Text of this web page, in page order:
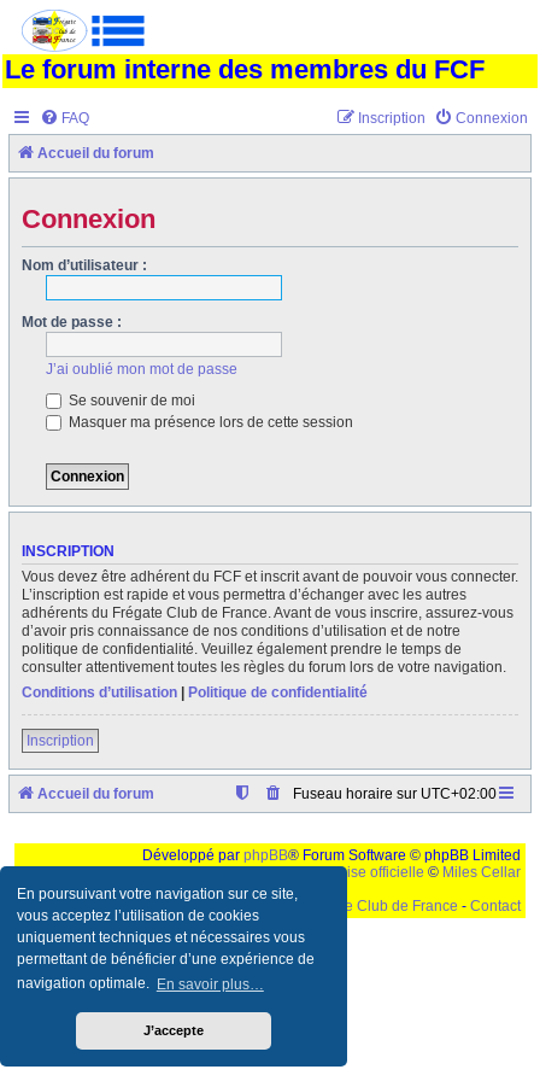
En poursuivant votre navigation sur ce site,
vous acceptez l’utilisation de cookies
uniquement techniques et nécessaires vous
permettant de bénéficier d’une expérience de
navigation optimale. En savoir plus…
J’accepte
Le forum interne des membres du FCF
FAQ Connexion
Inscription
Accueil du forum
Connexion
Nom d’utilisateur :
Mot de passe :
J’ai oublié mon mot de passe
Se souvenir de moi
Masquer ma présence lors de cette session
INSCRIPTION
Vous devez être adhérent du FCF et inscrit avant de pouvoir vous connecter.
L’inscription est rapide et vous permettra d’échanger avec les autres
adhérents du Frégate Club de France. Avant de vous inscrire, assurez-vous
d’avoir pris connaissance de nos conditions d’utilisation et de notre
politique de confidentialité. Veuillez également prendre le temps de
consulter attentivement toutes les règles du forum lors de votre navigation.
Conditions d’utilisation
Politique de confidentialité
Inscription
Accueil du forum Fuseau horaire sur UTC+02:00
Développé par phpBB® Forum Software © phpBB Limited
Traduction française officielle © Miles Cellar
Le Frégate Club de France - Contact
Ceci est un texte de remplissage qui n'a pour but que forcer l'elargissement de la div page...
Ben oui, quand on veut pas d'un "site optimise pour une resolution de 1024x768 et
parametres d'affichage pas defaut de votre navigateur" faut bien trouver des paliatifs !